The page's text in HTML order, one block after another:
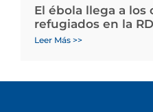
El ébola llega a
refugiados en la
Leer Más >>